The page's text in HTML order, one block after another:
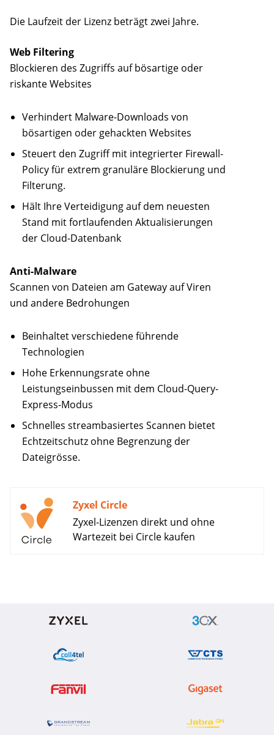
Die Laufzeit der Lizenz beträgt zwei Jahre.
Web Filtering
Blockieren des Zugriffs auf bösartige oder
riskante Websites
Verhindert Malware-Downloads von
bösartigen oder gehackten Websites
Steuert den Zugriff mit integrierter Firewall-
Policy für extrem granuläre Blockierung und
Filterung.
Hält Ihre Verteidigung auf dem neuesten
Stand mit fortlaufenden Aktualisierungen
der Cloud-Datenbank
Anti-Malware
Scannen von Dateien am Gateway auf Viren
und andere Bedrohungen
Beinhaltet verschiedene führende
Technologien
Hohe Erkennungsrate ohne
Leistungseinbussen mit dem Cloud-Query-
Express-Modus
Schnelles streambasiertes Scannen bietet
Echtzeitschutz ohne Begrenzung der
Dateigrösse.
Zyxel Circle
Zyxel-Lizenzen direkt und ohne
Wartezeit bei Circle kaufen